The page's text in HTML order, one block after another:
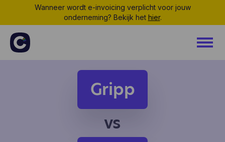
Wanneer wordt e-invoicing verplicht voor jouw
onderneming? Bekijk het hier.
Gripp
vs